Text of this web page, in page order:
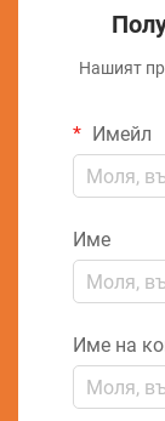
Нашият
Имейл
Име
Име на